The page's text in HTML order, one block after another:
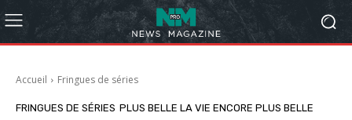
Accueil Fringues de séries
FRINGUES DE SÉRIES PLUS BELLE LA VIE ENCORE PLUS BELLE